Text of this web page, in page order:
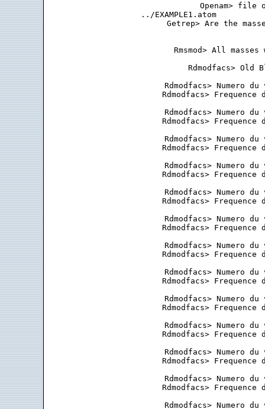
Openam>
../
Getrep> Are the
Rmsmod> All
Rdmodfacs>
Rdmodfacs> Numero
Rdmodfacs>
Rdmodfacs> Numero
Rdmodfacs>
Rdmodfacs> Numero
Rdmodfacs>
Rdmodfacs> Numero
Rdmodfacs>
Rdmodfacs> Numero
Rdmodfacs>
Rdmodfacs> Numero
Rdmodfacs>
Rdmodfacs> Numero
Rdmodfacs>
Rdmodfacs> Numero
Rdmodfacs>
Rdmodfacs> Numero
Rdmodfacs>
Rdmodfacs> Numero
Rdmodfacs>
Rdmodfacs> Numero
Rdmodfacs>
Rdmodfacs> Numero
Rdmodfacs>
Rdmodfacs> Numero